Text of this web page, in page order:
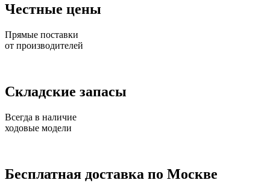
Честные цены
Прямые поставки
от производителей
Складские запасы
Всегда в наличие
ходовые модели
Бесплатная доставка по Москве